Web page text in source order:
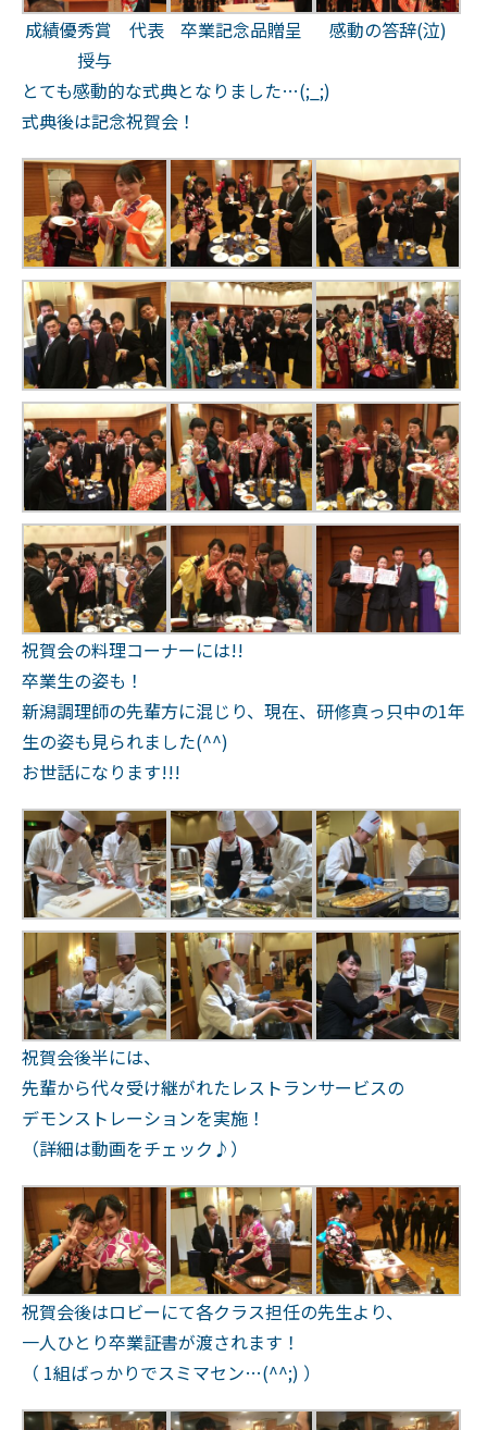
成績優秀賞 代表
授与
卒業記念品贈呈 感動の答辞(泣)
とても感動的な式典となりました…(;_;)
式典後は記念祝賀会！
祝賀会の料理コーナーには!!
卒業生の姿も！
新潟調理師の先輩方に混じり、現在、研修真っ只中の1年
生の姿も見られました(^^)
お世話になります!!!
祝賀会後半には、
先輩から代々受け継がれたレストランサービスの
デモンストレーションを実施！
（詳細は動画をチェック♪）
祝賀会後はロビーにて各クラス担任の先生より、
一人ひとり卒業証書が渡されます！
（ 1組ばっかりでスミマセン…(^^;) ）